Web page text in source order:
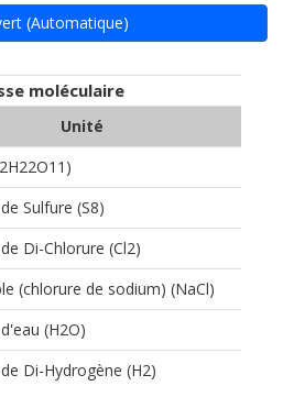
(Automatique)
moléculaire
Unité
Sulfure (S8)
Di-Chlorure (Cl2)
(chlorure de sodium) (NaCl)
(H2O)
Di-Hydrogène (H2)